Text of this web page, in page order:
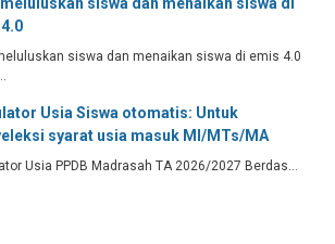
siswa dan menaikan siswa di emis 4.0
Usia Siswa otomatis: Untuk
syarat usia masuk MI/MTs/MA
Usia PPDB Madrasah TA 2026/2027 Berdas…